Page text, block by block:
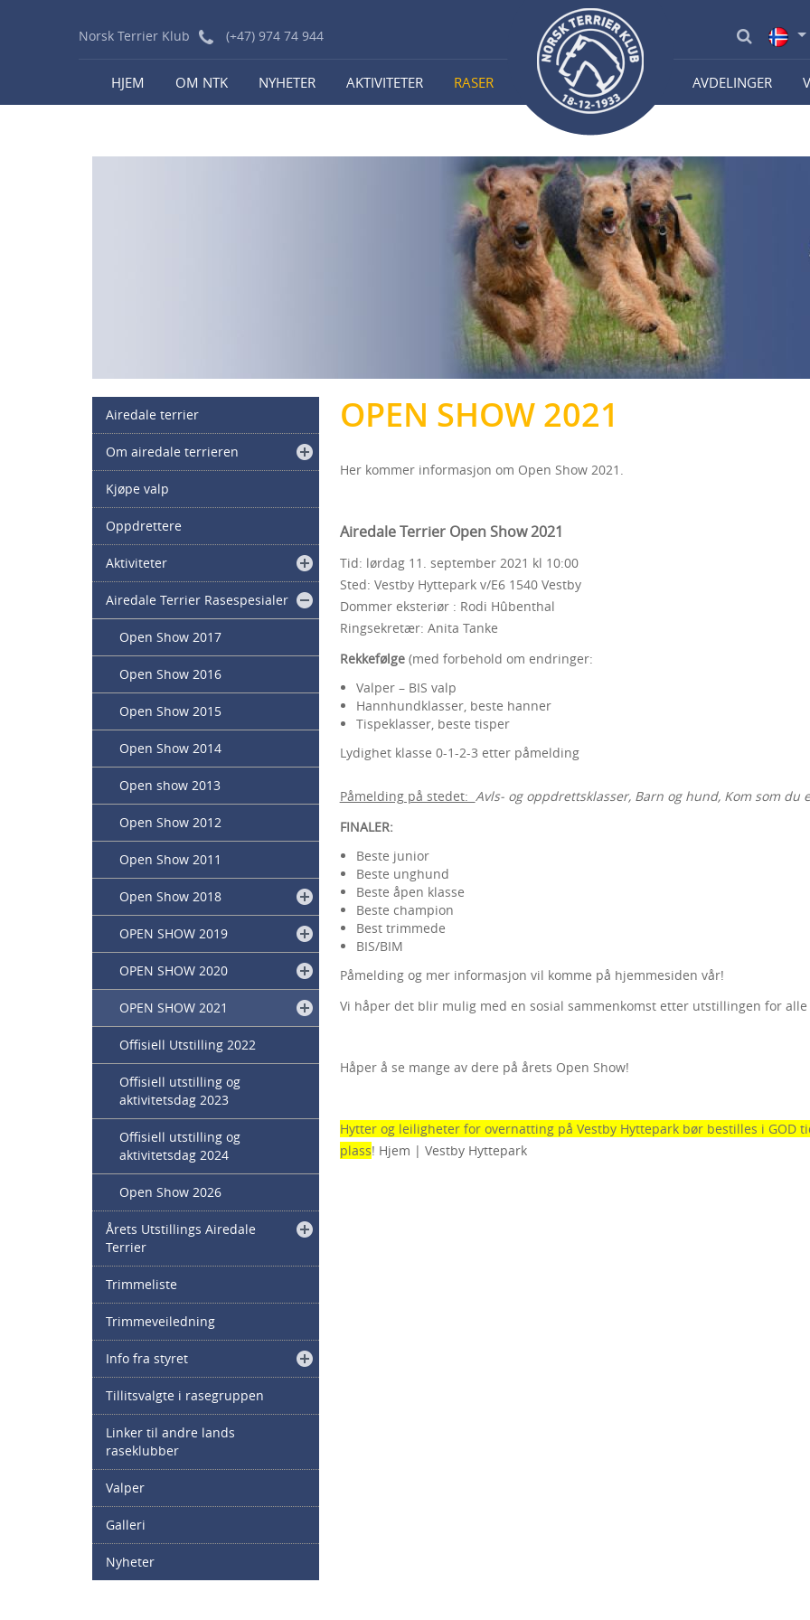
Norsk Terrier Klub (+47) 974 74 944
HJEM OM NTK NYHETER AKTIVITETER RASER AVDELINGER
Airedale terrier
Om airedale terrieren
Kjøpe valp
Oppdrettere
Aktiviteter
Airedale Terrier Rasespesialer
Open Show 2017
Open Show 2016
Open Show 2015
Open Show 2014
Open show 2013
Open Show 2012
Open Show 2011
Open Show 2018
OPEN SHOW 2019
OPEN SHOW 2020
OPEN SHOW 2021
Offisiell Utstilling 2022
Offisiell utstilling og
aktivitetsdag 2023
Offisiell utstilling og
aktivitetsdag 2024
Open Show 2026
Årets Utstillings Airedale
Terrier
Trimmeliste
Trimmeveiledning
Info fra styret
Tillitsvalgte i rasegruppen
Linker til andre lands
raseklubber
Valper
Galleri
Nyheter
OPEN SHOW 2021
Her kommer informasjon om Open Show 2021.
Airedale Terrier Open Show 2021
Tid: lørdag 11. september 2021 kl 10:00
Sted: Vestby Hyttepark v/E6 1540 Vestby
Dommer eksteriør : Rodi Hûbenthal
Ringsekretær: Anita Tanke
Rekkefølge (med forbehold om endringer:
Valper – BIS valp
Hannhundklasser, beste hanner
Tispeklasser, beste tisper
Lydighet klasse 0-1-2-3 etter påmelding
​Påmelding på stedet: Avls- og oppdrettsklasser, Barn og hund, Kom som du
FINALER:
Beste junior
Beste unghund
Beste åpen klasse
Beste champion
Best trimmede
BIS/BIM
Påmelding og mer informasjon vil komme på hjemmesiden vår!
Vi håper det blir mulig med en sosial sammenkomst etter utstillingen for
Håper å se mange av dere på årets Open Show!
Hytter og leiligheter for overnatting på Vestby Hyttepark bør bestilles i
plass! Hjem | Vestby Hyttepark